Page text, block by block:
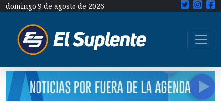
domingo 9 de agosto de 2026